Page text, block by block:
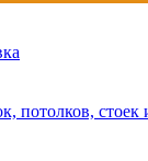
потолков, стоек